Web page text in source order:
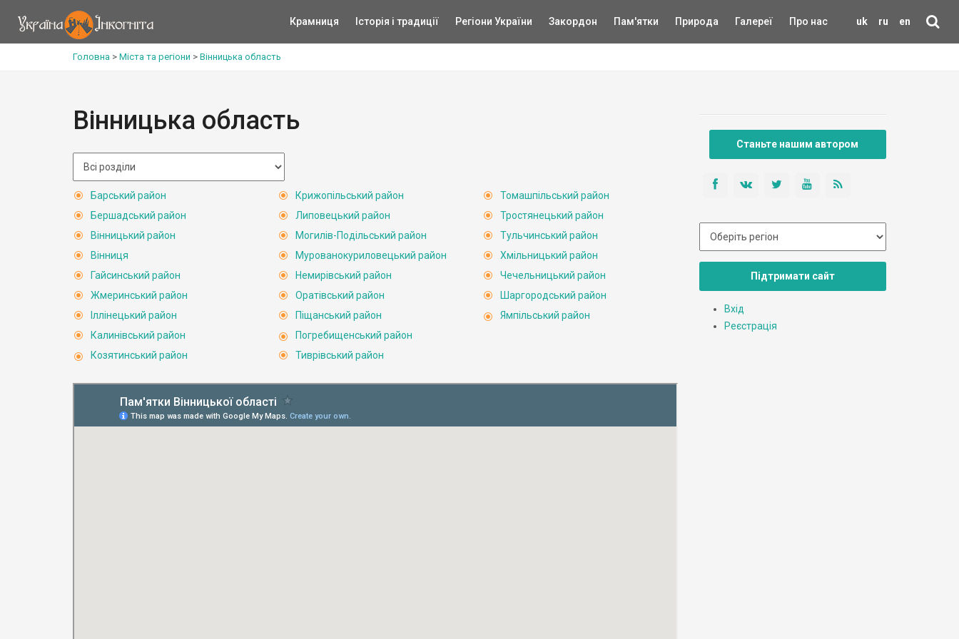
uk ru en
Крамниця Історія і традиції Регіони України Закордон Пам'ятки Природа Галереї Про нас
Головна > Міста та регіони > Вінницька область
Вінницька область
Барський район
Бершадський район
Вінницький район
Вінниця
Гайсинський район
Жмеринський район
Іллінецький район
Калинівський район
Козятинський район
Крижопільський район
Липовецький район
Могилів-Подільський район
Мурованокуриловецький район
Немирівський район
Оратівський район
Піщанський район
Погребищенський район
Тиврівський район
Томашпільський район
Тростянецький район
Тульчинський район
Хмільницький район
Чечельницький район
Шаргородський район
Ямпільський район
Станьте нашим автором
Підтримати сайт
Вхід
Реєстрація